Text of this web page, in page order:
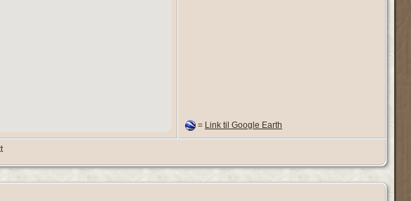
= Link til Google Earth